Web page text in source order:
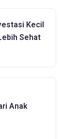
Kecil
Sehat
Anak